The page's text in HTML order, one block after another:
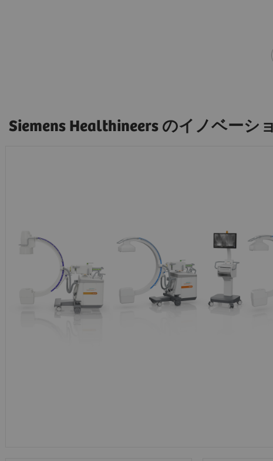
Siemens Healthineers のイノベーシ